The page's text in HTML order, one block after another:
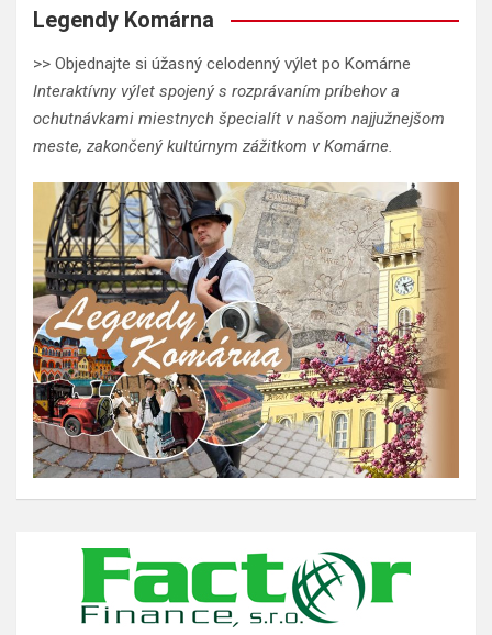
Legendy Komárna
>> Objednajte si úžasný celodenný výlet po Komárne
Interaktívny výlet spojený s rozprávaním príbehov a
ochutnávkami miestnych špecialít v našom najjužnejšom
meste, zakončený kultúrnym zážitkom v Komárne.